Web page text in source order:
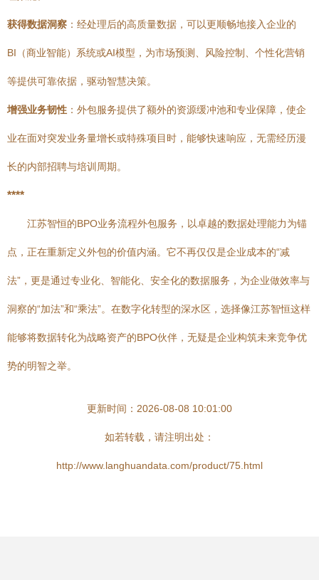
获得数据洞察 ：经处理后的高质量数据，可以更顺畅地接入企业的
BI（商业智能）系统或AI模型，为市场预测、风险控制、个性化营销
等提供可靠依据，驱动智慧决策。
增强业务韧性 ：外包服务提供了额外的资源缓冲池和专业保障，使企
业在面对突发业务量增长或特殊项目时，能够快速响应，无需经历漫
长的内部招聘与培训周期。
****
江苏智恒的BPO业务流程外包服务，以卓越的数据处理能力为锚
点，正在重新定义外包的价值内涵。它不再仅仅是企业成本的“减
法”，更是通过专业化、智能化、安全化的数据服务，为企业做效率与
洞察的“加法”和“乘法”。在数字化转型的深水区，选择像江苏智恒这样
能够将数据转化为战略资产的BPO伙伴，无疑是企业构筑未来竞争优
势的明智之举。
更新时间：2026-08-08 10:01:00
如若转载，请注明出处：
http://www.langhuandata.com/product/75.html